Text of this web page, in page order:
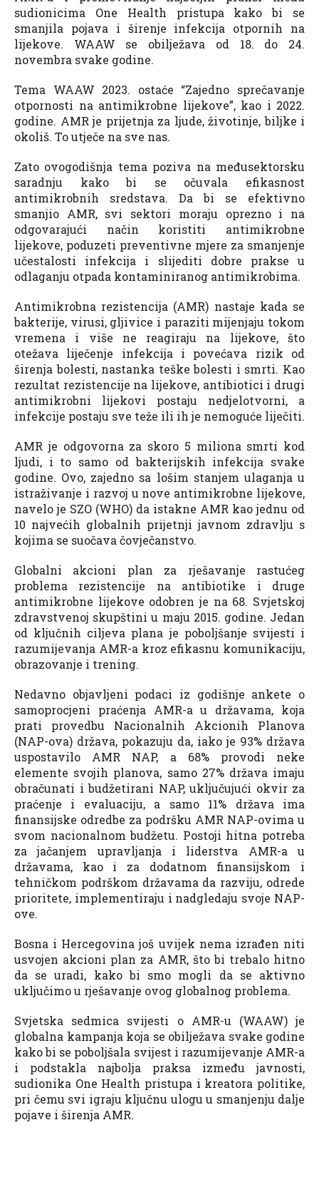
sudionicima One Health pristupa kako bi se
smanjila pojava i širenje infekcija otpornih na
lijekove. WAAW se obilježava od 18. do 24.
novembra svake godine.
Tema WAAW 2023. ostaće “Zajedno sprečavanje
otpornosti na antimikrobne lijekove”, kao i 2022.
godine. AMR je prijetnja za ljude, životinje, biljke i
okoliš. To utječe na sve nas.
Zato ovogodišnja tema poziva na međusektorsku
saradnju kako bi se očuvala efikasnost
antimikrobnih sredstava. Da bi se efektivno
smanjio AMR, svi sektori moraju oprezno i na
odgovarajući način koristiti antimikrobne
lijekove, poduzeti preventivne mjere za smanjenje
učestalosti infekcija i slijediti dobre prakse u
odlaganju otpada kontaminiranog antimikrobima.
Antimikrobna rezistencija (AMR) nastaje kada se
bakterije, virusi, gljivice i paraziti mijenjaju tokom
vremena i više ne reagiraju na lijekove, što
otežava liječenje infekcija i povećava rizik od
širenja bolesti, nastanka teške bolesti i smrti. Kao
rezultat rezistencije na lijekove, antibiotici i drugi
antimikrobni lijekovi postaju nedjelotvorni, a
infekcije postaju sve teže ili ih je nemoguće liječiti.
AMR je odgovorna za skoro 5 miliona smrti kod
ljudi, i to samo od bakterijskih infekcija svake
godine. Ovo, zajedno sa lošim stanjem ulaganja u
istraživanje i razvoj u nove antimikrobne lijekove,
navelo je SZO (WHO) da istakne AMR kao jednu od
10 najvećih globalnih prijetnji javnom zdravlju s
kojima se suočava čovječanstvo.
Globalni akcioni plan za rješavanje rastućeg
problema rezistencije na antibiotike i druge
antimikrobne lijekove odobren je na 68. Svjetskoj
zdravstvenoj skupštini u maju 2015. godine. Jedan
od ključnih ciljeva plana je poboljšanje svijesti i
razumijevanja AMR-a kroz efikasnu komunikaciju,
obrazovanje i trening.
Nedavno objavljeni podaci iz godišnje ankete o
samoprocjeni praćenja AMR-a u državama, koja
prati provedbu Nacionalnih Akcionih Planova
(NAP-ova) država, pokazuju da, iako je 93% država
uspostavilo AMR NAP, a 68% provodi neke
elemente svojih planova, samo 27% država imaju
obračunati i budžetirani NAP, uključujući okvir za
praćenje i evaluaciju, a samo 11% država ima
finansijske odredbe za podršku AMR NAP-ovima u
svom nacionalnom budžetu. Postoji hitna potreba
za jačanjem upravljanja i liderstva AMR-a u
državama, kao i za dodatnom finansijskom i
tehničkom podrškom državama da razviju, odrede
prioritete, implementiraju i nadgledaju svoje NAP-
ove.
Bosna i Hercegovina još uvijek nema izrađen niti
usvojen akcioni plan za AMR, što bi trebalo hitno
da se uradi, kako bi smo mogli da se aktivno
uključimo u rješavanje ovog globalnog problema.
Svjetska sedmica svijesti o AMR-u (WAAW) je
globalna kampanja koja se obilježava svake godine
kako bi se poboljšala svijest i razumijevanje AMR-a
i podstakla najbolja praksa između javnosti,
sudionika One Health pristupa i kreatora politike,
pri čemu svi igraju ključnu ulogu u smanjenju dalje
pojave i širenja AMR.